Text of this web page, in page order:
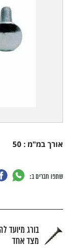
אורך במ"מ : 50
שתפו חברים ב:
בורג מיועד
מצד אחד